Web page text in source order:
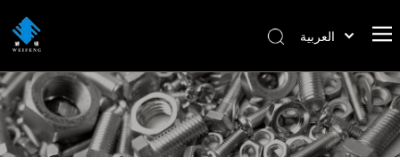
العربية
हिन्दी
Italiano
Deutsch